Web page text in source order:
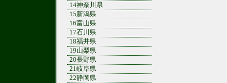
14神奈川県
15新潟県
16富山県
17石川県
18福井県
19山梨県
20長野県
21岐阜県
22静岡県